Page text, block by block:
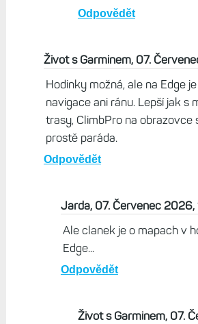
Odpovědět
Život s Garminem, 07.
Hodinky možná, ale na Edge
navigace ani ránu. Lepší jak s
trasy, ClimbPro na obrazovce
prostě paráda.
Odpovědět
Jarda, 07. Červenec 2026,
Ale clanek je o mapach v
Edge...
Odpovědět
Život s Garminem, 07.